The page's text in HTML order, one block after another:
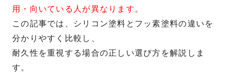
用・向いている人が異なります。
この記事では、シリコン塗料とフッ素塗料の違いを
分かりやすく比較し、
耐久性を重視する場合の正しい選び方を解説しま
す。